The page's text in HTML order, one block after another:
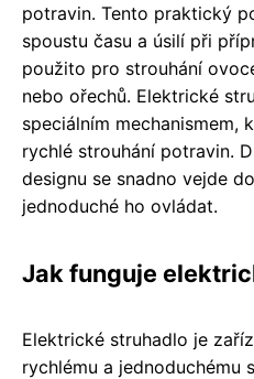
potravin. Tento praktický
spoustu času a úsilí při
použito pro strouhání
nebo ořechů. Elektrické
speciálním mechanismem,
rychlé strouhání potravin.
designu se snadno vejde
jednoduché ho ovládat.
Jak funguje
Elektrické struhadlo je
rychlému a jednoduchému